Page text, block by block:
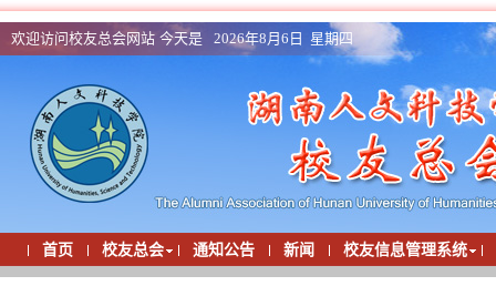
欢迎访问校友总会网站 今天是 2026年8月6日 星期四
首页 校友总会 通知公告 新闻 校友信息管理系统